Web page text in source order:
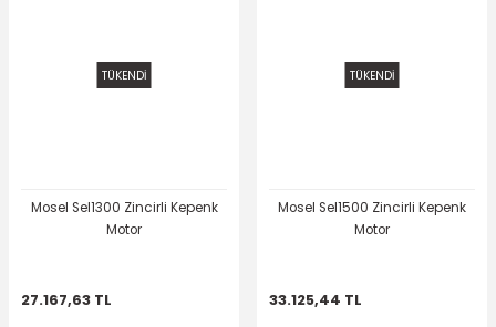
TÜKENDİ
Mosel Sel1300 Zincirli Kepenk
Motor
27.167,63 TL
TÜKENDİ
Mosel Sel1500 Zincirli Kepenk
Motor
33.125,44 TL